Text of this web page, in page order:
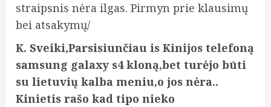
straipsnis nėra ilgas. Pirmyn prie klausimų
bei atsakymų/
K. Sveiki,Parsisiunčiau is Kinijos telefoną
samsung galaxy s4 kloną,bet turėjo būti
su lietuvių kalba meniu,o jos nėra..
Kinietis rašo kad tipo nieko